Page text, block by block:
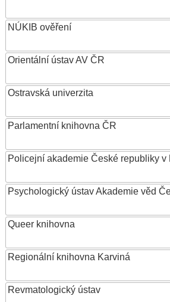
NÚKIB ověření
Orientální ústav AV ČR
Ostravská univerzita
Parlamentní knihovna ČR
Policejní akademie České republiky v
Psychologický ústav Akademie věd
Queer knihovna
Regionální knihovna Karviná
Revmatologický ústav